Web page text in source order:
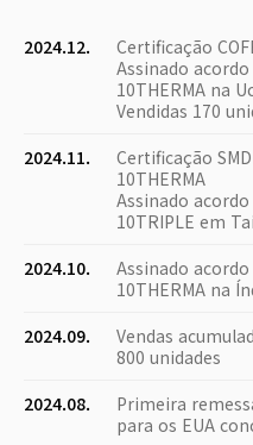
2024.12.
Certificação
Assinado
10THERMA na
Vendidas 170
2024.11.
Certificação
10THERMA
Assinado
10TRIPLE em
2024.10.
Assinado
10THERMA na
2024.09.
Vendas
800 unidades
2024.08.
Primeira
para os EUA